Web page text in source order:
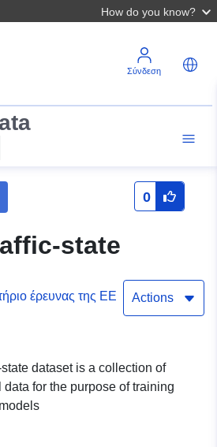
How do you know?
Σύνδεση
0
state
έρευνας της ΕΕ Actions
dataset is a collection of
data for the purpose of training